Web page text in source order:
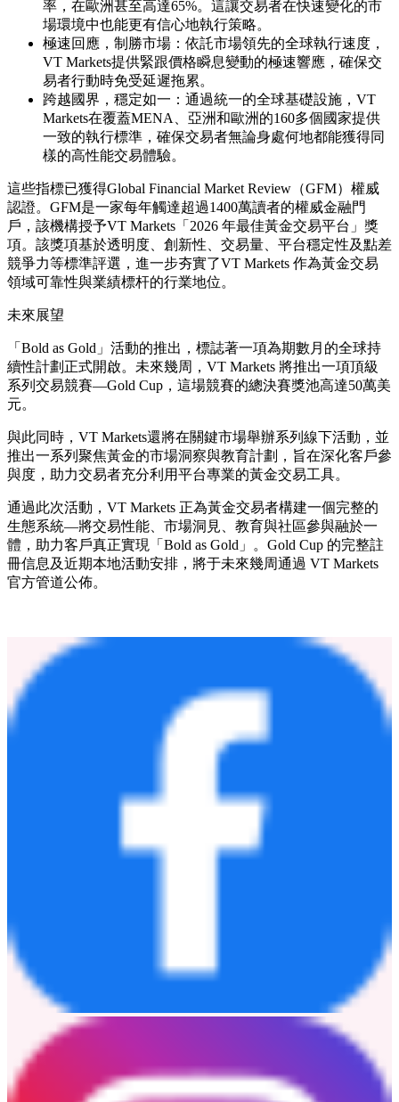
此次活動的推出，正值平台經歷了一段歷史性增長期。在2026
年1月，全球市場劇烈波動之際，VT Markets 創下了單月黃金
交易量超1.5萬億美元的歷史記錄。
在全球交易中，宣傳得再好，都不如精準的執行時間更具有意
義。為踐行「Bold as Gold」的承諾，VT Markets 發佈了一系
列經過驗證的全球業績指標，幫助交易者在最嚴苛的市場環境
中也能從容應對：
高壓之下，執行果斷：黃金劇烈波動期間，許多經紀商
滑點頻現，而 VT Markets 實現了61%–65%的全球無滑點
率，在歐洲甚至高達65%。這讓交易者在快速變化的市
場環境中也能更有信心地執行策略。
極速回應，制勝市場：依託市場領先的全球執行速度，
VT Markets提供緊跟價格瞬息變動的極速響應，確保交
易者行動時免受延遲拖累。
Markets在覆蓋MENA、亞洲和歐洲的160多個國家提供
樣的高性能交易體驗。
這些指標已獲得Global Financial Market Review（GFM）權威
認證。GFM是一家每年觸達超過1400萬讀者的權威金融門
項。該獎項基於透明度、創新性、交易量、平台穩定性及點差
競爭力等標準評選，進一步夯實了VT Markets 作為黃金交易
領域可靠性與業績標杆的行業地位。
未來展望
「Bold as Gold」活動的推出，標誌著一項為期數月的全球持
續性計劃正式開啟。未來幾周，VT Markets 將推出一項頂級
系列交易競賽—Gold Cup，這場競賽的總決賽獎池高達50萬美
與此同時，VT Markets還將在關鍵市場舉辦系列線下活動，並
推出一系列聚焦黃金的市場洞察與教育計劃，旨在深化客戶參
與度，助力交易者充分利用平台專業的黃金交易工具。
通過此次活動，VT Markets 正為黃金交易者構建一個完整的
生態系統—將交易性能、市場洞見、教育與社區參與融於一
體，助力客戶真正實現「Bold as Gold」。Gold Cup 的完整註
冊信息及近期本地活動安排，將于未來幾周通過 VT Markets